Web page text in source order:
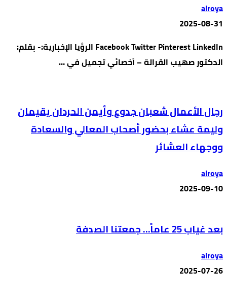
alroya
2025-08-31
Facebook Twitter Pinterest LinkedIn الرؤيا الإخبارية:- بقلم:
الدكتور صهيب القرالة – أخصائي تجميل في …
رجال الأعمال شعبان جدوع وأيمن الحردان يقيمان
وليمة عشاء بحضور أصحاب المعالي والسعادة
ووجهاء العشائر
alroya
2025-09-10
بعد غياب 25 عاماً… جمعتنا الصدفة
alroya
2025-07-26